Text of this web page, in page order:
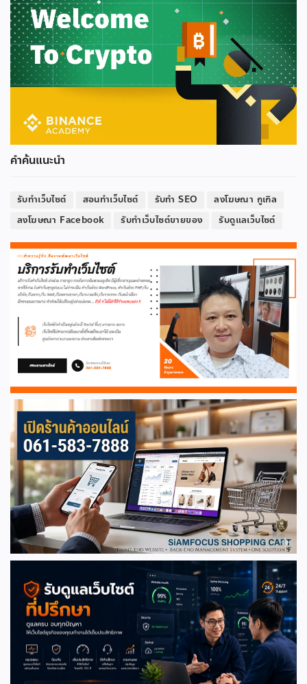
คำค้นแนะนำ
รับทำเว็บไซต์ สอนทำเว็บไซต์ รับทำ SEO
ลงโฆษณา กูเกิล
ลงโฆษณา Facebook
รับทำเว็บไซต์ขายของ รับดูแลเว็บไซต์